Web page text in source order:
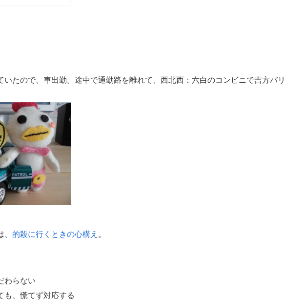
いたので、車出勤。途中で通勤路を離れて、西北西：六白のコンビニで吉方バリ
的殺に行くときの心構え 。
わらない
も、慌てず対応する